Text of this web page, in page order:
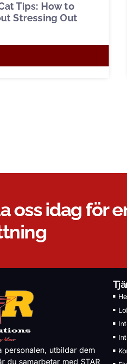
Tips: How to
Stressing Out
oss idag för
personalen, utbildar dem
du samarbetar med STAR